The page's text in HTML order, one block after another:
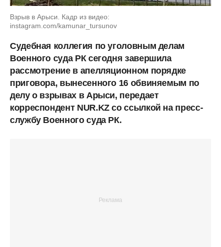
Взрыв в Арыси. Кадр из видео:
instagram.com/kamunar_tursunov
Судебная коллегия по уголовным делам
Военного суда РК сегодня завершила
рассмотрение в апелляционном порядке
приговора, вынесенного 16 обвиняемым по
делу о взрывах в Арыси, передает
корреспондент NUR.KZ со ссылкой на пресс-
службу Военного суда РК.